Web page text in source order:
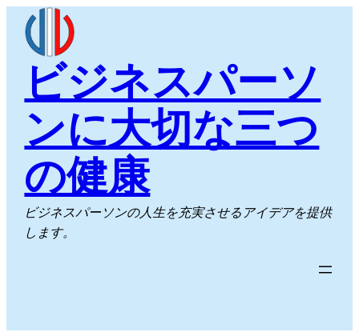
ビジネスパーソ
ンに大切な三つ
の健康
ビジネスパーソンの人生を充実させるアイデアを提供
します。